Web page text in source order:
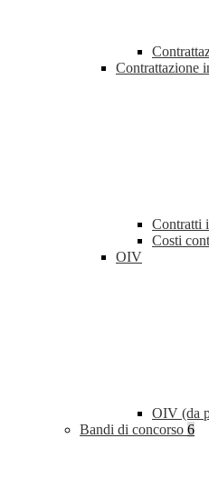
Contrattazione
Contratti
Costi
OIV
OIV (da
Bandi di concorso 6